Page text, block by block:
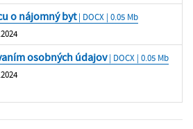
o nájomný byt| DOCX | 0.05 Mb
osobných údajov| DOCX | 0.05 Mb